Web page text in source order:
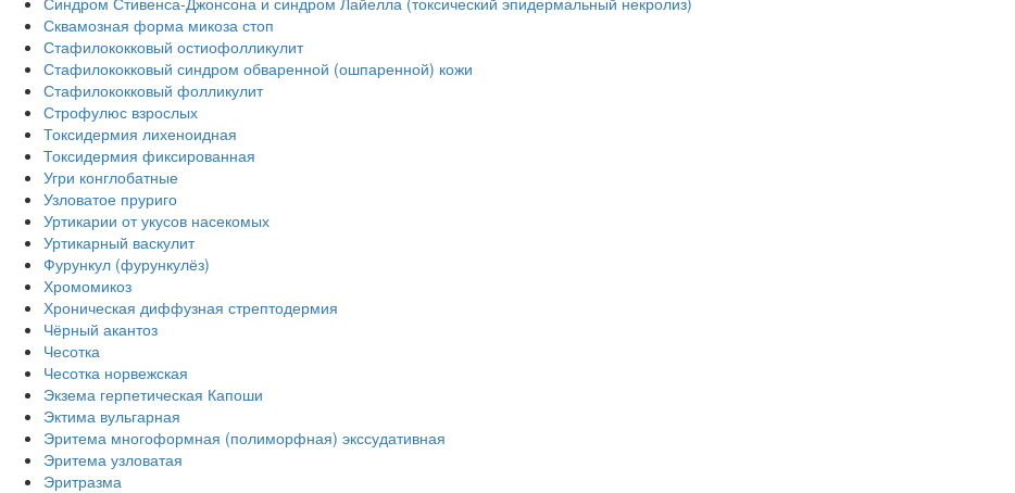
Сквамозная форма микоза стоп
Стафилококковый остиофолликулит
Стафилококковый синдром обваренной (ошпаренной) кожи
Стафилококковый фолликулит
Строфулюс взрослых
Токсидермия лихеноидная
Токсидермия фиксированная
Угри конглобатные
Узловатое пруриго
Уртикарии от укусов насекомых
Уртикарный васкулит
Фурункул (фурункулёз)
Хромомикоз
Хроническая диффузная стрептодермия
Чёрный акантоз
Чесотка
Чесотка норвежская
Экзема герпетическая Капоши
Эктима вульгарная
Эритема многоформная (полиморфная) экссудативная
Эритема узловатая
Эритразма